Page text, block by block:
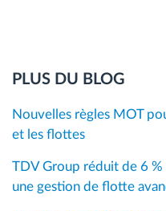
PLUS DU BLOG
Nouvelles règles MOT
et les flottes
TDV Group réduit de 6 %
une gestion de flotte